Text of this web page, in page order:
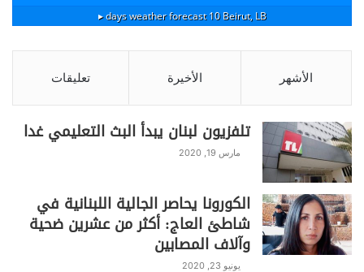
Beirut, LB
10 days weather forecast ▸
الأشهر الأخيرة تعليقات
تلفزيون لبنان يبدأ البث التعليمي غدا
مارس 19, 2020
الكورونا يحاصر الجالية اللبنانية في
شاطئ العاج: أكثر من عشرين ضحية
وآلاف المصابين
يونيو 23, 2020